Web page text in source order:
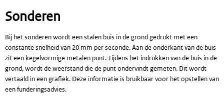
Sonderen
Bij het sonderen wordt een stalen buis in de grond gedrukt met een
constante snelheid van 20 mm per seconde. Aan de onderkant van de buis
zit een kegelvormige metalen punt. Tijdens het indrukken van de buis in de
grond, wordt de weerstand die de punt ondervindt gemeten. Dit wordt
vertaald in een grafiek. Deze informatie is bruikbaar voor het opstellen van
een funderingsadvies.